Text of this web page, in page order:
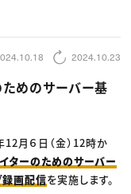
ディア
2024.10.23
ためのサーバー基
月６日（金）12時か
ターのためのサーバー
録画配信を実施します。